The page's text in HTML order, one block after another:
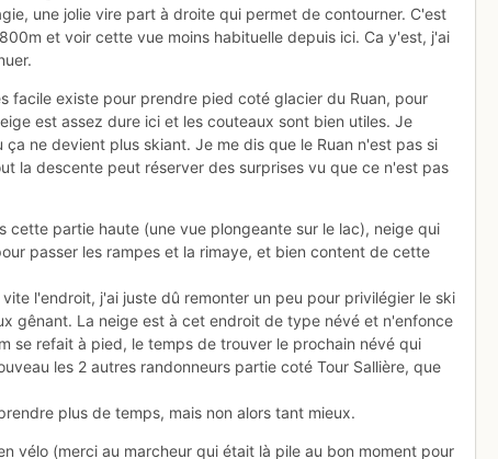
une jolie vire part à droite qui permet de contourner. C'est
et voir cette vue moins habituelle depuis ici. Ca y'est, j'ai
facile existe pour prendre pied coté glacier du Ruan, pour
est assez dure ici et les couteaux sont bien utiles. Je
ne devient plus skiant. Je me dis que le Ruan n'est pas si
la descente peut réserver des surprises vu que ce n'est pas
cette partie haute (une vue plongeante sur le lac), neige qui
passer les rampes et la rimaye, et bien content de cette
l'endroit, j'ai juste dû remonter un peu pour privilégier le ski
gênant. La neige est à cet endroit de type névé et n'enfonce
se refait à pied, le temps de trouver le prochain névé qui
les 2 autres randonneurs partie coté Tour Sallière, que
plus de temps, mais non alors tant mieux.
vélo (merci au marcheur qui était là pile au bon moment pour